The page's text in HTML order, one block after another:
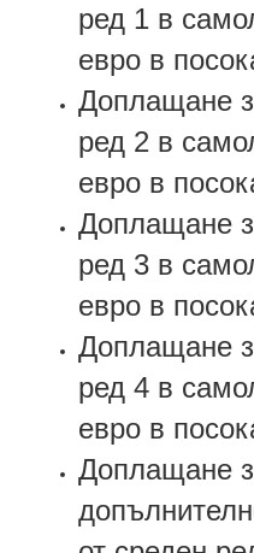
ред 1 в
евро в
Доплащане
ред 2 в
евро в
Доплащане
ред 3 в
евро в
Доплащане
ред 4 в
евро в
Доплащане